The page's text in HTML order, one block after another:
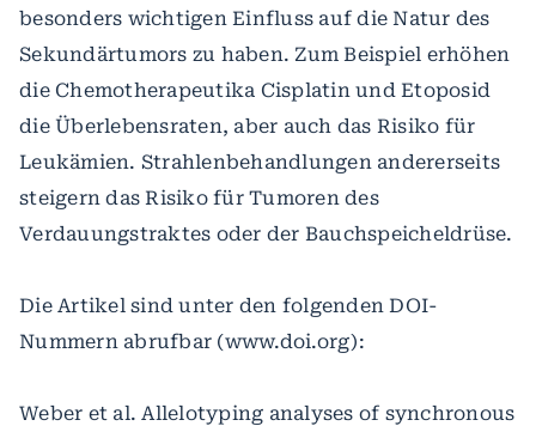
besonders wichtigen Einfluss auf die Natur des
Sekundärtumors zu haben. Zum Beispiel erhöhen
die Chemotherapeutika Cisplatin und Etoposid
die Überlebensraten, aber auch das Risiko für
Leukämien. Strahlenbehandlungen andererseits
steigern das Risiko für Tumoren des
Verdauungstraktes oder der Bauchspeicheldrüse.
Die Artikel sind unter den folgenden DOI-
Nummern abrufbar (www.doi.org):
Weber et al. Allelotyping analyses of synchronous